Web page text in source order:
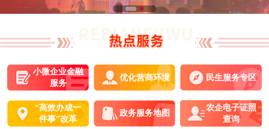
小微企业金融
服务
优化营商环境 民生服务专区
“高效办成一
件事”改革
政务服务地图
农企电子证照
查询